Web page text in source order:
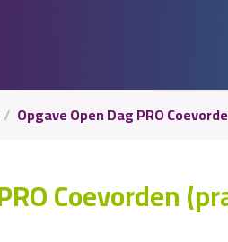
Opgave Open Dag PRO
Coevorden